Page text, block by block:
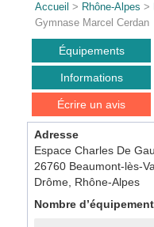
Accueil > Rhône-Alpes >
Gymnase Marcel Cerdan
Équipements
Informations
Écrire un avis
Adresse
Espace Charles De
26760 Beaumont-lès-
Drôme, Rhône-Alpes
Nombre